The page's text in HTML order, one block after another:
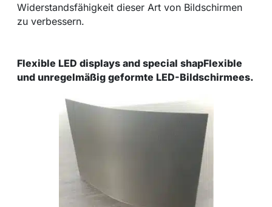
Widerstandsfähigkeit dieser Art von Bildschirmen
zu verbessern.
Flexible LED displays and special shapFlexible
und unregelmäßig geformte LED-Bildschirmees.